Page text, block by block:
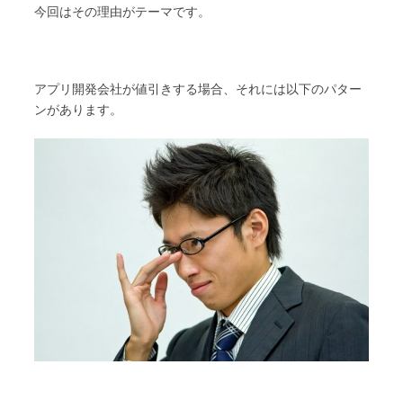
今回はその理由がテーマです。
アプリ開発会社が値引きする場合、それには以下のパター
ンがあります。